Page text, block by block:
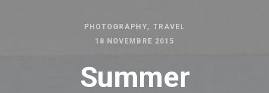
PHOTOGRAPHY
TRAVEL
18 NOVEMBRE 2015
Summer